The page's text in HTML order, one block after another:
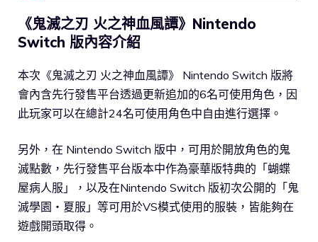
《鬼滅之刃 火之神血風譚》Nintendo
Switch 版內容介紹
本次《鬼滅之刃 火之神血風譚》 Nintendo Switch 版將
會內含先行發售平台透過更新追加的6名可使用角色，因
此玩家可以在總計24名可使用角色中自由進行選擇。
另外，在 Nintendo Switch 版中，可用於開放角色的鬼
滅點數，先行發售平台版本中作為豪華版特典的「蝴蝶
屋病人服」，以及在Nintendo Switch 版初次公開的「鬼
滅學園・夏服」等可用於VS模式使用的服裝，皆能夠在
遊戲開頭取得。